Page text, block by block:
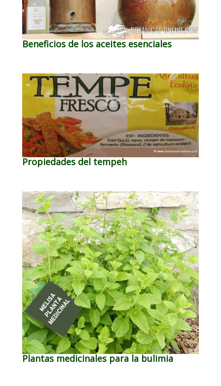
Beneficios de los aceites esenciales
Propiedades del tempeh
Plantas medicinales para la bulimia